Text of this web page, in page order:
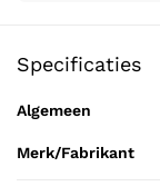
Specificaties
Algemeen
Merk/Fabrikant